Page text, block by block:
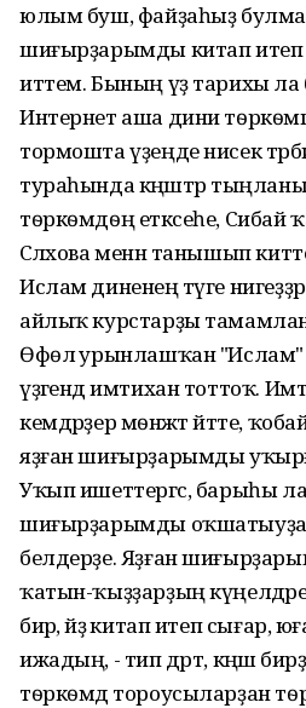
юлым буш, файҙаһыҙ
шиғырҙарымды китап итеп
иттем. Бының үҙ тарихы ла
Интернет аша дини тѳркѳмгә
тормошта үҙеңде нисек
тураһында кәңәштәр
тѳркѳмдѳң етәксеһе,
Сәләхова менән танышып
Ислам диненең тәүге
айлыҡ курстарҙы
Өфөлә урынлашҡан "Ислам"
үҙәгендә имтихан тоттоҡ.
кемдәрҙер мѳнәжәт әйтте,
яҙған шиғырҙарымды
Уҡып ишеттергәс, барыһы ла
шиғырҙарымды
белдерҙе. Яҙған
ҡатын-ҡыҙҙарҙың
бирә, әйҙә китап итеп
ижадың, - тип дәрт, кәңәш
тѳркѳмдә тороусыларҙан